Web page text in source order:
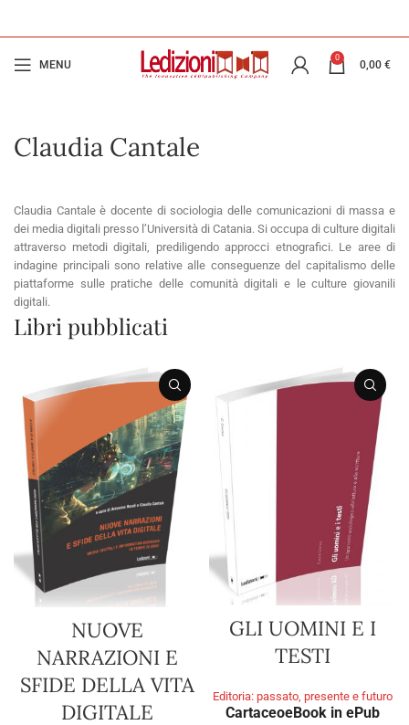
MENU
0
0,00 €
Claudia Cantale
Claudia Cantale è docente di sociologia delle comunicazioni di massa e
dei media digitali presso l’Università di Catania. Si occupa di culture digitali
attraverso metodi digitali, prediligendo approcci etnografici. Le aree di
indagine principali sono relative alle conseguenze del capitalismo delle
piattaforme sulle pratiche delle comunità digitali e le culture giovanili
digitali.
Libri pubblicati
NUOVE
NARRAZIONI E
SFIDE DELLA VITA
DIGITALE
GLI UOMINI E I
TESTI
Editoria: passato, presente e futuro
CartaceoeBook in ePub